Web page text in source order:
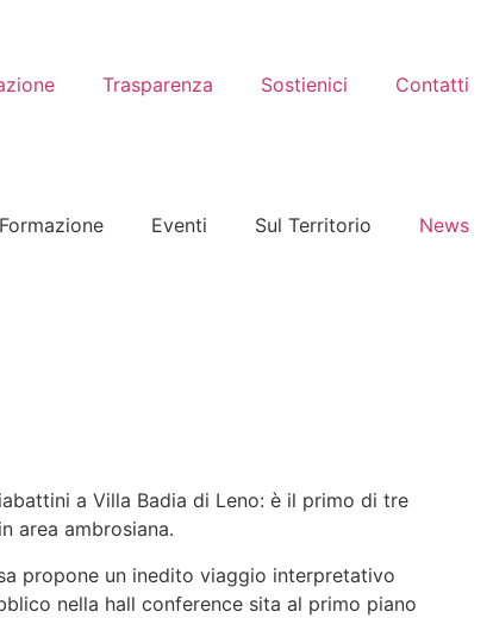
Trasparenza Sostienici Contatti
Formazione Eventi Sul Territorio News
a Villa Badia di Leno: è il primo di tre
area ambrosiana.
propone un inedito viaggio interpretativo
nella hall conference sita al primo piano